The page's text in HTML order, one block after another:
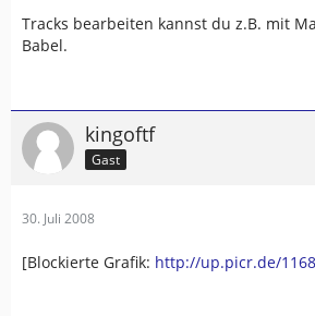
Tracks bearbeiten kannst du z.B. mit
Babel.
kingoftf
Gast
30. Juli 2008
[Blockierte Grafik: http://up.picr.de/